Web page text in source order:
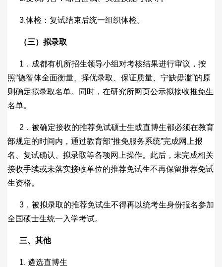
3.体检：复试结束后统一组织体检。
（三）拟录取
1．成都有机所招生领导小组对考核结果进行审议，按
照“德智体全面衡量、择优录取、保证质量、宁缺毋滥”的原
则确定拟录取名单。同时，在研究所网页公示拟接收推免生
名单。
2．被确定接收的推荐免试硕士生或直博生都必须在教育
部规定的时间内，通过教育部“推免服务系统”完成网上报
名、复试确认、拟录取等各项网上操作。此后，未完成相关
接收手续或未落实接收单位的推荐免试生不再保留推荐免试
生资格。
3．被拟录取的推荐免试生不得再以统考生身份报名参加
全国硕士生统一入学考试。
三、其他
1. 遴选直博生